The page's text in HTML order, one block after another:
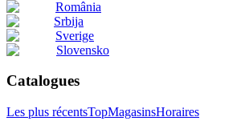
România
Srbija
Sverige
Slovensko
Catalogues
Les plus récentsTopMagasinsHoraires